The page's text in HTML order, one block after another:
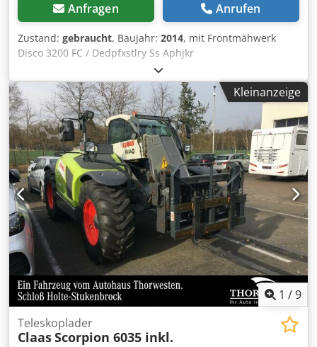
Anfragen Anrufen
Zustand: gebraucht, Baujahr: 2014, mit Frontmähwerk
Disco 3200 FC / Dedpfxstlry Ss Aphjkr
Kleinanzeige
1 /9
Teleskoplader
ClaasScorpion 6035 inkl.